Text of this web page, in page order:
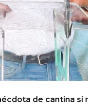
de cantina si